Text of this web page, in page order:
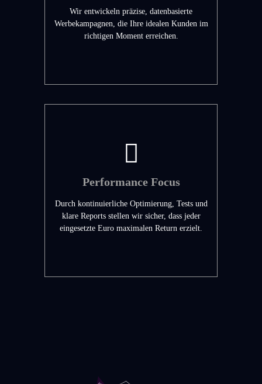
Wir entwickeln präzise, datenbasierte
Werbekampagnen, die Ihre idealen Kunden im
richtigen Moment erreichen.
Performance Focus
Durch kontinuierliche Optimierung, Tests und
klare Reports stellen wir sicher, dass jeder
eingesetzte Euro maximalen Return erzielt.